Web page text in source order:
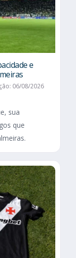
e
06/08/2026
sua
que